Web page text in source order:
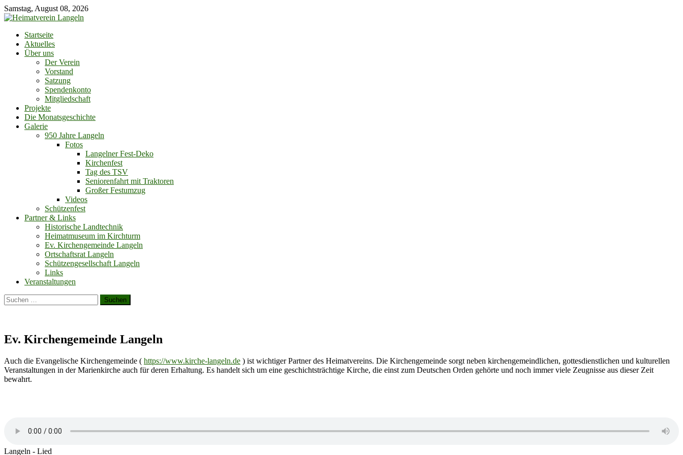
Skip
to
Samstag, August 08, 2026
Startseite
Aktuelles
Über uns
Der Verein
Vorstand
Satzung
Spendenkonto
Mitgliedschaft
Projekte
Die Monatsgeschichte
Galerie
950 Jahre Langeln
Fotos
Langelner Fest-Deko
Kirchenfest
Tag des TSV
Seniorenfahrt mit Traktoren
Großer Festumzug
Videos
Schützenfest
Partner & Links
Historische Landtechnik
Heimatmuseum im Kirchturm
Ev. Kirchengemeinde Langeln
Ortschaftsrat Langeln
Schützengesellschaft Langeln
Links
Veranstaltungen
Suchen
nach:
Ev. Kirchengemeinde Langeln
Auch die Evangelische Kirchengemeinde ( https://www.kirche-langeln.de ) ist wichtiger Partner des Heimatvereins. Die Kirchengemeinde sorgt neben kirchengemeindlichen, gottesdienstlichen und kulturellen
Veranstaltungen in der Marienkirche auch für deren Erhaltung. Es handelt sich um eine geschichtsträchtige Kirche, die einst zum Deutschen Orden gehörte und noch immer viele Zeugnisse aus dieser Zeit
bewahrt.
Langeln - Lied